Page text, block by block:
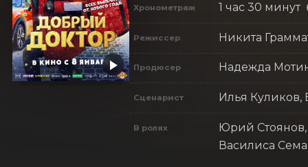
Хронометраж 1 час 30 минут
Режиссер Никита
Продюсер Надежда
Сценарист Илья Куликов,
В ролях
Юрий Стоянов,
Василиса